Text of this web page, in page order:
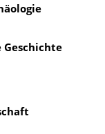
Geschichte